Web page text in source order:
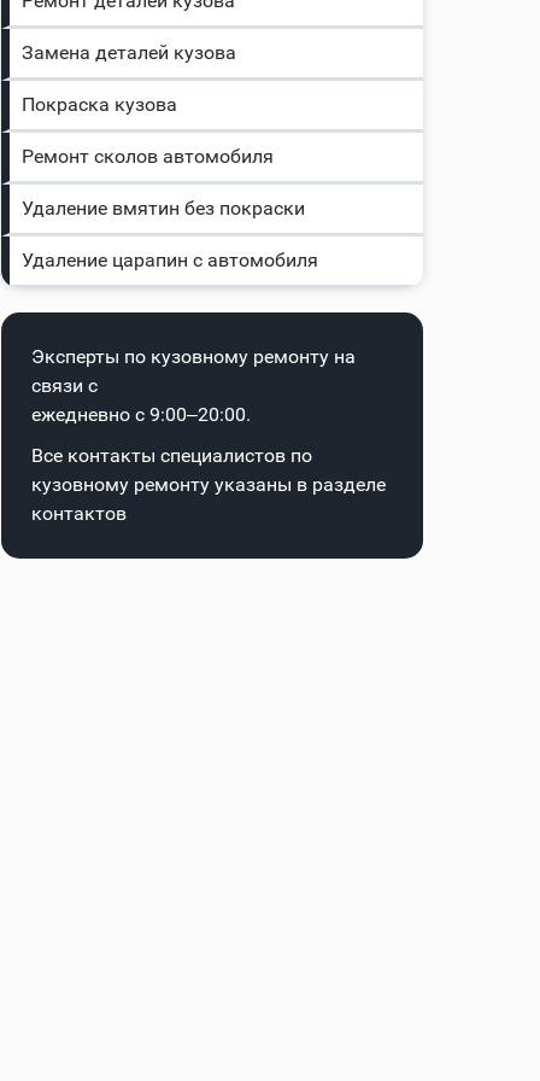
Замена деталей кузова
Покраска кузова
Ремонт сколов автомобиля
Удаление вмятин без покраски
Удаление царапин с автомобиля
Эксперты по кузовному ремонту на
связи с
ежедневно с 9:00–20:00.
Все контакты специалистов по
кузовному ремонту указаны в разделе
контактов